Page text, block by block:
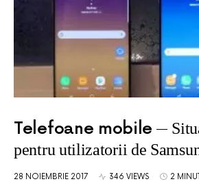
Telefoane mobile
pentru utilizatorii de
28 NOIEMBRIE 2017 346 VIEWS 2